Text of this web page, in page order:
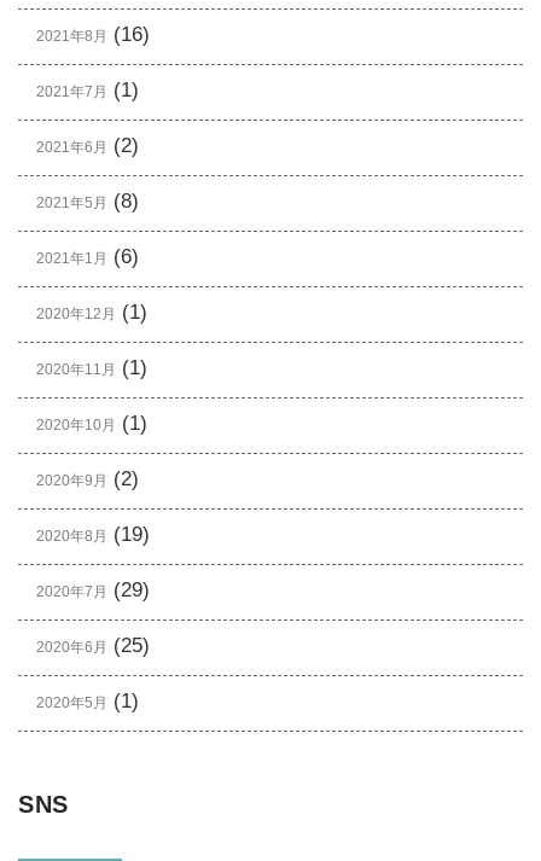
2021年8月 (16)
2021年7月 (1)
2021年6月 (2)
2021年5月 (8)
2021年1月 (6)
2020年12月 (1)
2020年11月 (1)
2020年10月 (1)
2020年9月 (2)
2020年8月 (19)
2020年7月 (29)
2020年6月 (25)
2020年5月 (1)
SNS